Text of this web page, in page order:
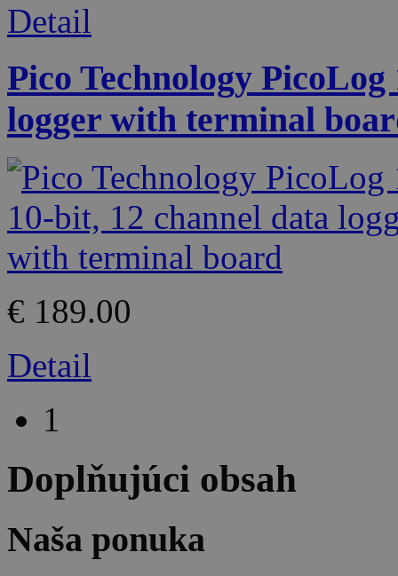
Detail
Pico Technology
logger with terminal
€ 189.00
Detail
1
Doplňujúci obsah
Naša ponuka